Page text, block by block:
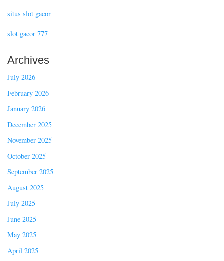
situs slot gacor
slot gacor 777
Archives
July 2026
February 2026
January 2026
December 2025
November 2025
October 2025
September 2025
August 2025
July 2025
June 2025
May 2025
April 2025